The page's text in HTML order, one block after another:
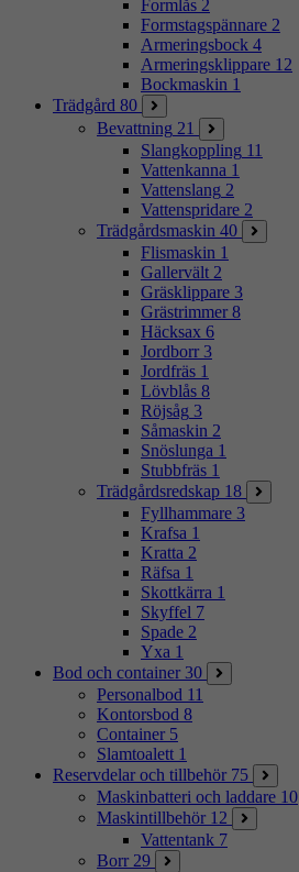
Formlås 2
Formstagspännare 2
Armeringsbock 4
Armeringsklippare 12
Bockmaskin 1
Trädgård 80
Bevattning 21
Slangkoppling 11
Vattenkanna 1
Vattenslang 2
Vattenspridare 2
Trädgårdsmaskin 40
Flismaskin 1
Gallervält 2
Gräsklippare 3
Grästrimmer 8
Häcksax 6
Jordborr 3
Jordfräs 1
Lövblås 8
Röjsåg 3
Såmaskin 2
Snöslunga 1
Stubbfräs 1
Trädgårdsredskap 18
Fyllhammare 3
Krafsa 1
Kratta 2
Räfsa 1
Skottkärra 1
Skyffel 7
Spade 2
Yxa 1
Bod och container 30
Personalbod 11
Kontorsbod 8
Container 5
Slamtoalett 1
Reservdelar och tillbehör 75
Maskinbatteri och laddare 10
Maskintillbehör 12
Vattentank 7
Borr 29